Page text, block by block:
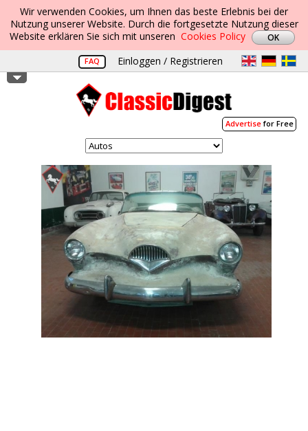
Wir verwenden Cookies, um Ihnen das beste Erlebnis bei der
Nutzung unserer Website. Durch die fortgesetzte Nutzung dieser
Website erklären Sie sich mit unseren Cookies Policy
FAQ Einloggen / Registrieren
Advertisefor Free